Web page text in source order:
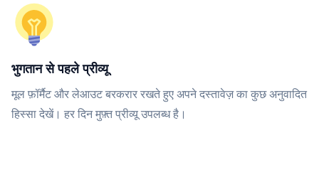
भुगतान से पहले प्रीव्यू
मूल फ़ॉर्मैट और लेआउट बरकरार रखते हुए अपने दस्तावेज़ का कुछ अनुवादित
हिस्सा देखें। हर दिन मुफ़्त प्रीव्यू उपलब्ध है।